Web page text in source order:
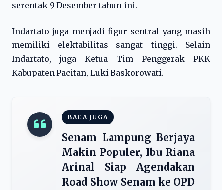
serentak 9 Desember tahun ini.
Indartato juga menjadi figur sentral yang masih
memiliki elektabilitas sangat tinggi. Selain
Indartato, juga Ketua Tim Penggerak PKK
Kabupaten Pacitan, Luki Baskorowati.
BACA JUGA
Senam Lampung Berjaya
Makin Populer, Ibu Riana
Arinal Siap Agendakan
Road Show Senam ke OPD